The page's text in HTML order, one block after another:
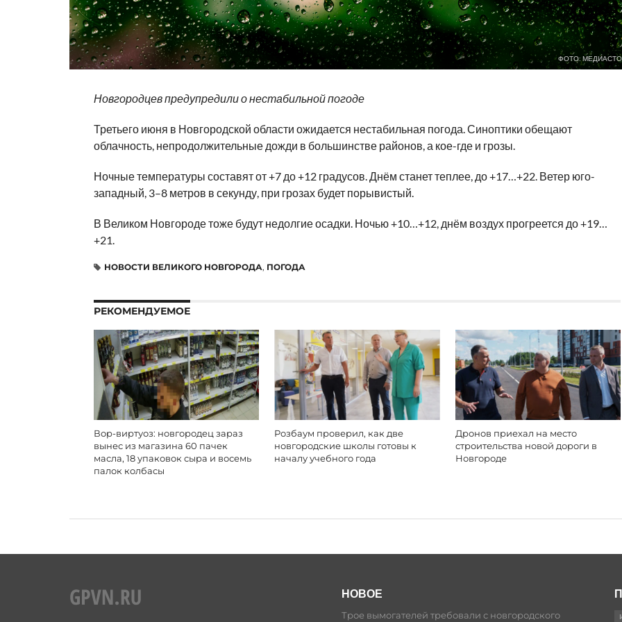
ФОТО:
Новгородцев предупредили о нестабильной погоде
Третьего июня в Новгородской области ожидается нестабильная погода. Синоптики обещают
облачность, непродолжительные дожди в большинстве районов, а кое-где и грозы.
Ночные температуры составят от +7 до +12 градусов. Днём станет теплее, до +17…+22. Ветер юго-
западный, 3–8 метров в секунду, при грозах будет порывистый.
В Великом Новгороде тоже будут недолгие осадки. Ночью +10…+12, днём воздух прогреется до +19…
+21.
НОВОСТИ ВЕЛИКОГО НОВГОРОДА, ПОГОДА
РЕКОМЕНДУЕМОЕ
Вор-виртуоз: новгородец зараз
вынес из магазина 60 пачек
масла, 18 упаковок сыра и восемь
палок колбасы
Розбаум проверил, как две
новгородские школы готовы к
началу учебного года
Дронов приехал на место
строительства новой дороги в
Новгороде
НОВОЕ
Трое вымогателей требовали с новгородского